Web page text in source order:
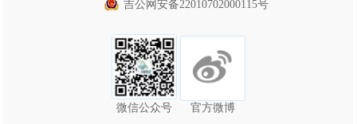
吉公网安备22010702000115号
微信公众号 官方微博